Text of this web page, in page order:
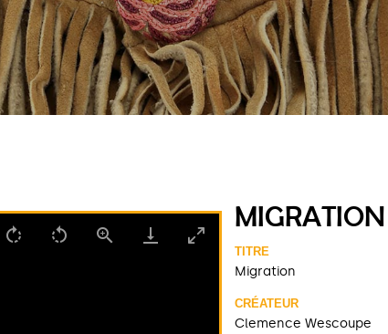
MIGRATION
TITRE
Migration
CRÉATEUR
Clemence Wescoupe